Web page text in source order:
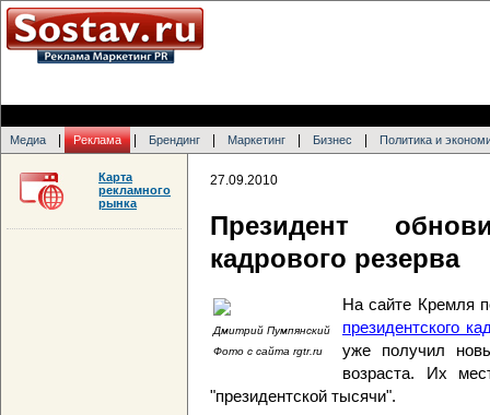
Медиа Реклама Брендинг Маркетинг Бизнес Политика и
27.09.2010
Президент
кадрового резерва
Дмитрий Пумпянский
Фото с сайта rgtr.ru
На сайте Кремля
президентского
уже получил
возраста. Их
"президентской тысячи".
Карта
рекламного
рынка